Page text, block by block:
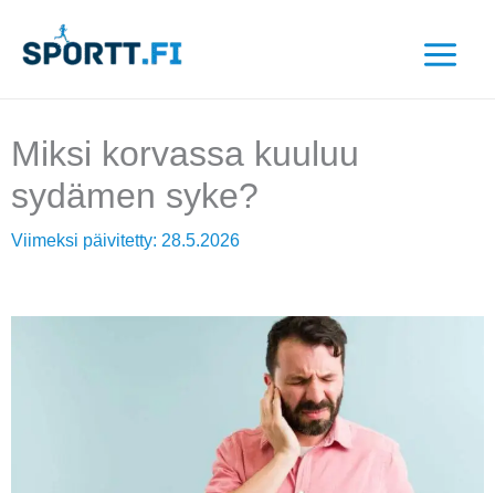
sisältöön
Miksi korvassa kuuluu
sydämen syke?
Viimeksi päivitetty: 28.5.2026